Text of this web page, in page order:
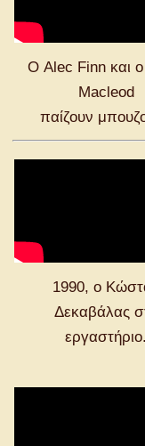
Ο Alec Finn και
Macleod
παίζουν
1990, ο
Δεκαβάλας
εργαστήριο.